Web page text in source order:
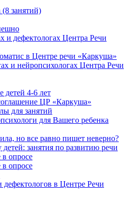
занятий)
и дефектологах Центра Речи
в Центре речи «Каркуша»
и нейропсихологах Центра Речи
детей 4-6 лет
ЦР «Каркуша»
для занятий
для Вашего ребенка
но все равно пишет неверно?
детей: занятия по развитию речи
в опросе
в опросе
дефектологов в Центре Речи